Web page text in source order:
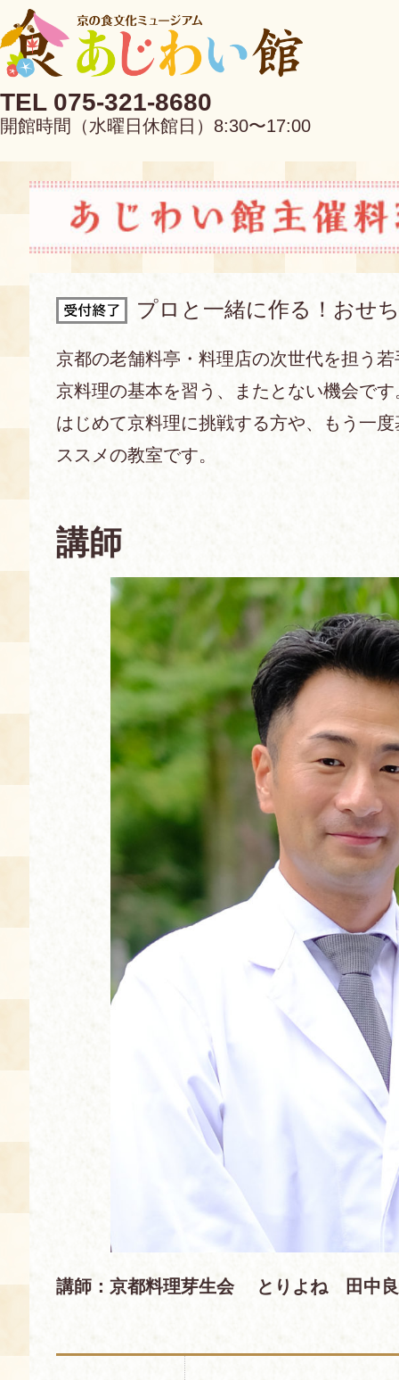
TEL 075-321-8680
開館時間（水曜日休館日）8:30〜17:00
EN 中文
当館について
あじわい館とは
アクセス
FAQ
料理教室
募集中の教室
キャンセル・ご変更
食の海援隊・陸援隊 会員限定
展示室
展示室のご紹介
お土産コーナー
レンタル
備品リスト
空き状況・ご予約
使用料・お支払い方法
団体向け見学・体験
食の語り部の部屋
展示見学
講演会付き料理教室
あじわい館弁当
プロと一緒に作る！おせ
京都の老舗料亭・料理店の次世代を担う
京料理の基本を習う、またとない機会です
はじめて京料理に挑戦する方や、もう一
ススメの教室です。
講師
講師：京都料理芽生会 とりよね 田中